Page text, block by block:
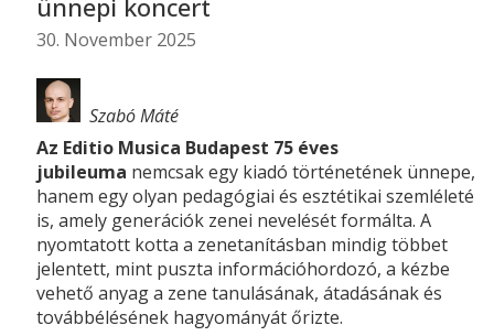
30. November 2025
Szabó Máté
Az Editio Musica Budapest 75 éves
jubileuma nemcsak egy kiadó történetének ünnepe,
hanem egy olyan pedagógiai és esztétikai szemléleté
is, amely generációk zenei nevelését formálta. A
nyomtatott kotta a zenetanításban mindig többet
jelentett, mint puszta információhordozó, a kézbe
vehető anyag a zene tanulásának, átadásának és
továbbélésének hagyományát őrizte.